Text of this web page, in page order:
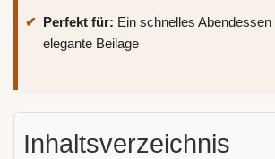
Perfekt für: Ein schnelles Abendessen
elegante Beilage
Inhaltsverzeichnis